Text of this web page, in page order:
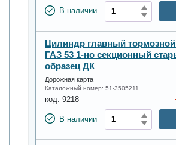
В наличии
Цилиндр главный тормозной
ГАЗ 53 1-но секционный
образец ДК
Дорожная карта
Каталожный номер: 51-3505211
код: 9218
В наличии